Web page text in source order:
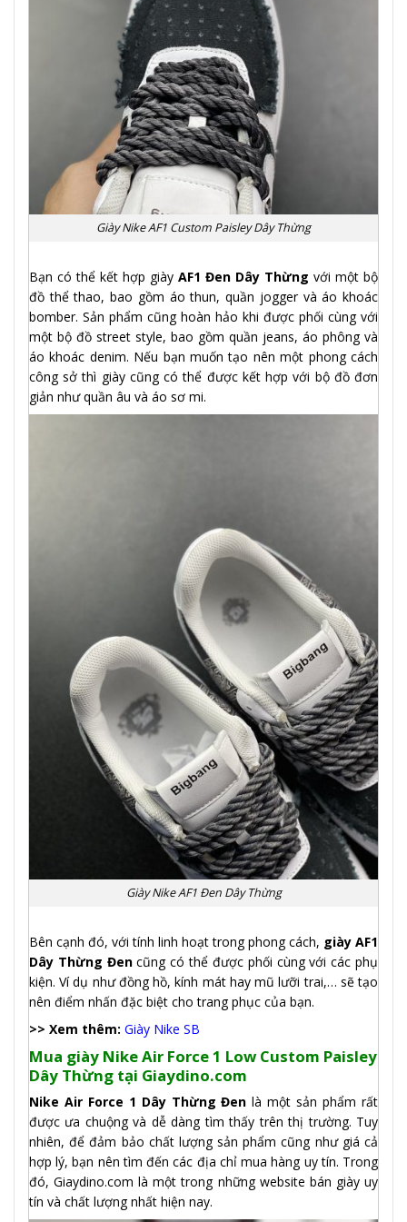
Giày Nike AF1 Custom Paisley Dây Thừng
Bạn có thể kết hợp giày AF1 Đen Dây Thừng với một bộ
đồ thể thao, bao gồm áo thun, quần jogger và áo khoác
bomber. Sản phẩm cũng hoàn hảo khi được phối cùng với
một bộ đồ street style, bao gồm quần jeans, áo phông và
áo khoác denim. Nếu bạn muốn tạo nên một phong cách
công sở thì giày cũng có thể được kết hợp với bộ đồ đơn
giản như quần âu và áo sơ mi.
Giày Nike AF1 Đen Dây Thừng
Bên cạnh đó, với tính linh hoạt trong phong cách, giày AF1
Dây Thừng Đencũng có thể được phối cùng với các phụ
kiện. Ví dụ như đồng hồ, kính mát hay mũ lưỡi trai,… sẽ tạo
nên điểm nhấn đặc biệt cho trang phục của bạn.
>> Xem thêm: Giày Nike SB
Mua giày Nike Air Force 1 Low Custom Paisley
Dây Thừng tại Giaydino.com
Nike Air Force 1 Dây Thừng Đen là một sản phẩm rất
được ưa chuộng và dễ dàng tìm thấy trên thị trường. Tuy
nhiên, để đảm bảo chất lượng sản phẩm cũng như giá cả
hợp lý, bạn nên tìm đến các địa chỉ mua hàng uy tín. Trong
đó, Giaydino.com là một trong những website bán giày uy
tín và chất lượng nhất hiện nay.